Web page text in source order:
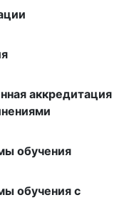
аккредитация
обучения
обучения с